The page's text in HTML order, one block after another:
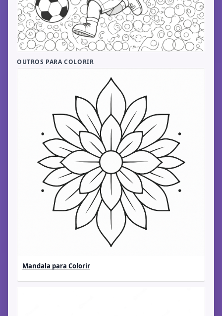
OUTROS PARA COLORIR
Mandala para Colorir